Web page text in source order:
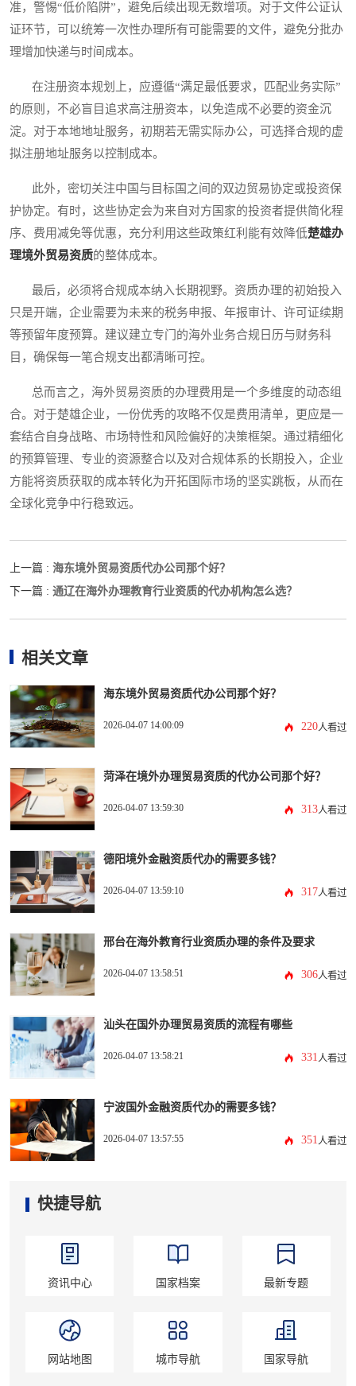
准，警惕“低价陷阱”，避免后续出现无数增项。对于文件公证认
证环节，可以统筹一次性办理所有可能需要的文件，避免分批办
理增加快递与时间成本。
在注册资本规划上，应遵循“满足最低要求，匹配业务实际”
的原则，不必盲目追求高注册资本，以免造成不必要的资金沉
淀。对于本地地址服务，初期若无需实际办公，可选择合规的虚
拟注册地址服务以控制成本。
此外，密切关注中国与目标国之间的双边贸易协定或投资保
护协定。有时，这些协定会为来自对方国家的投资者提供简化程
序、费用减免等优惠，充分利用这些政策红利能有效降低楚雄办
理境外贸易资质的整体成本。
最后，必须将合规成本纳入长期视野。资质办理的初始投入
只是开端，企业需要为未来的税务申报、年报审计、许可证续期
等预留年度预算。建议建立专门的海外业务合规日历与财务科
目，确保每一笔合规支出都清晰可控。
总而言之，海外贸易资质的办理费用是一个多维度的动态组
合。对于楚雄企业，一份优秀的攻略不仅是费用清单，更应是一
套结合自身战略、市场特性和风险偏好的决策框架。通过精细化
的预算管理、专业的资源整合以及对合规体系的长期投入，企业
方能将资质获取的成本转化为开拓国际市场的坚实跳板，从而在
全球化竞争中行稳致远。
上一篇 : 海东境外贸易资质代办公司那个好？
下一篇 : 通辽在海外办理教育行业资质的代办机构怎么选？
相关文章
海东境外贸易资质代办公司那个好？
2026-04-07 14:00:09 220人看过
菏泽在境外办理贸易资质的代办公司那个好？
2026-04-07 13:59:30 313人看过
德阳境外金融资质代办的需要多钱？
2026-04-07 13:59:10 317人看过
邢台在海外教育行业资质办理的条件及要求
2026-04-07 13:58:51 306人看过
汕头在国外办理贸易资质的流程有哪些
2026-04-07 13:58:21 331人看过
宁波国外金融资质代办的需要多钱？
2026-04-07 13:57:55 351人看过
快捷导航
资讯中心 国家档案 最新专题
网站地图 城市导航 国家导航